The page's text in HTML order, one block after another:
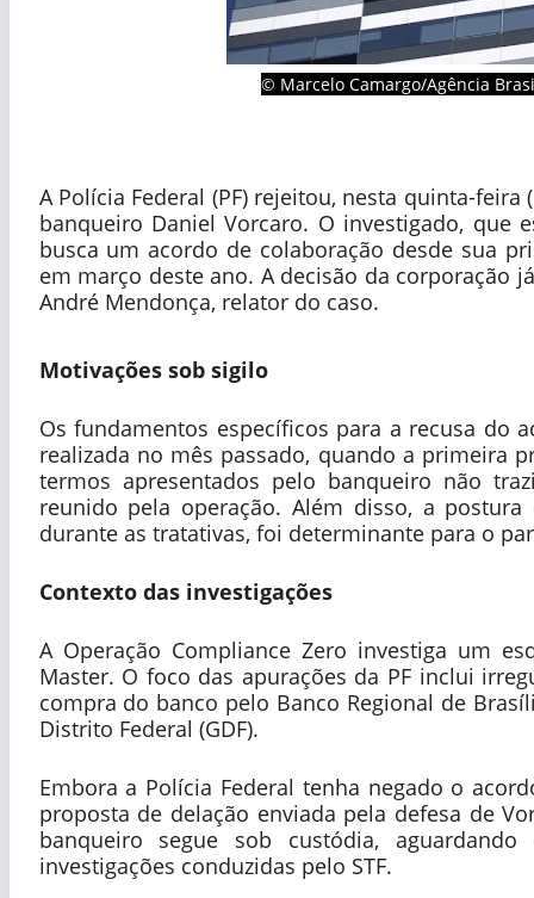
© Marcelo Camargo/Agência
A Polícia Federal (PF) rejeitou, nesta quinta-
banqueiro Daniel Vorcaro. O investigado, que
busca um acordo de colaboração desde sua
em março deste ano. A decisão da corporação
André Mendonça, relator do caso.
Motivações sob sigilo
Os fundamentos específicos para a recusa do
realizada no mês passado, quando a primeira
termos apresentados pelo banqueiro não
reunido pela operação. Além disso, a
durante as tratativas, foi determinante para o
Contexto das investigações
A Operação Compliance Zero investiga um
Master. O foco das apurações da PF inclui
compra do banco pelo Banco Regional de
Distrito Federal (GDF).
Embora a Polícia Federal tenha negado o
proposta de delação enviada pela defesa de
banqueiro segue sob custódia,
investigações conduzidas pelo STF.